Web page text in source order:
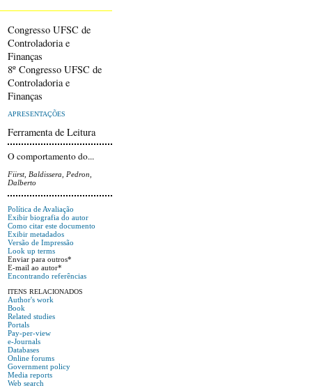
Congresso UFSC de
Controladoria e
Finanças
8º Congresso UFSC de
Controladoria e
Finanças
APRESENTAÇÕES
Ferramenta de Leitura
O comportamento do...
Fiirst, Baldissera, Pedron,
Dalberto
Política de Avaliação
Exibir biografia do autor
Como citar este documento
Exibir metadados
Versão de Impressão
Look up terms
Enviar para outros*
E-mail ao autor*
Encontrando referências
ITENS RELACIONADOS
Author's work
Book
Related studies
Portals
Pay-per-view
e-Journals
Databases
Online forums
Government policy
Media reports
Web search